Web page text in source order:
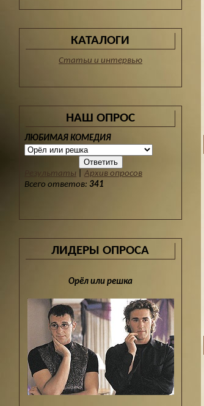
КАТАЛОГИ
Статьи и интервью
НАШ ОПРОС
ЛЮБИМАЯ КОМЕДИЯ
Результаты
Архив опросов
Всего ответов: 341
ЛИДЕРЫ ОПРОСА
Орёл или решка